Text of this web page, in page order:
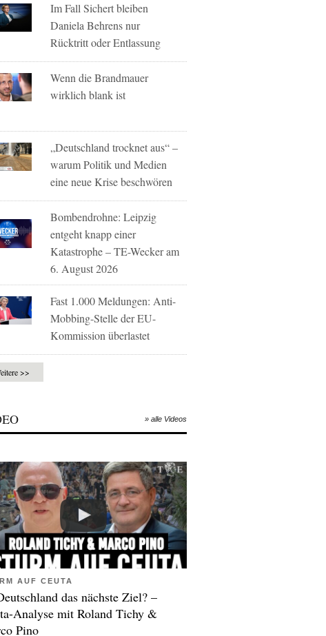
Im Fall Sichert bleiben
Daniela Behrens nur
Rücktritt oder Entlassung
Wenn die Brandmauer
wirklich blank ist
„Deutschland trocknet aus“ –
warum Politik und Medien
eine neue Krise beschwören
Bombendrohne: Leipzig
entgeht knapp einer
Katastrophe – TE-Wecker am
6. August 2026
Fast 1.000 Meldungen: Anti-
Mobbing-Stelle der EU-
Kommission überlastet
>>
» alle Videos
AUF CEUTA
das nächste Ziel? –
Analyse mit Roland Tichy &
Pino